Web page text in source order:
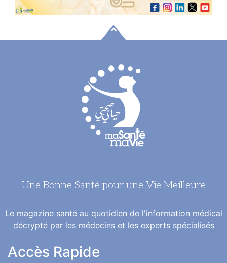
Une Bonne Santé pour une Vie Meilleure
Le magazine santé au quotidien de l'information médical
décrypté par les médecins et les experts spécialisés
Accès Rapide